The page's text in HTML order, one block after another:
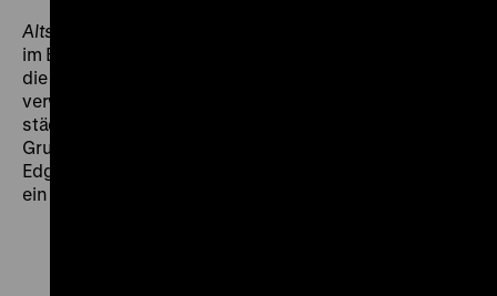
Altstadt – Lebensstadt
im Bethanienviertel in Kreuzberg vor. Oskar Holl hebt
die besondere Atmosphäre des Viertels hervor,
verweist auf seine kunsthistorische und
städtebauliche Bedeutung und erklärt
Grundrissformen und Fassadentypen. Die Kamera von
Edgar Reitz taucht die heruntergekommenen Häuser in
ein mildes Licht. (jg)